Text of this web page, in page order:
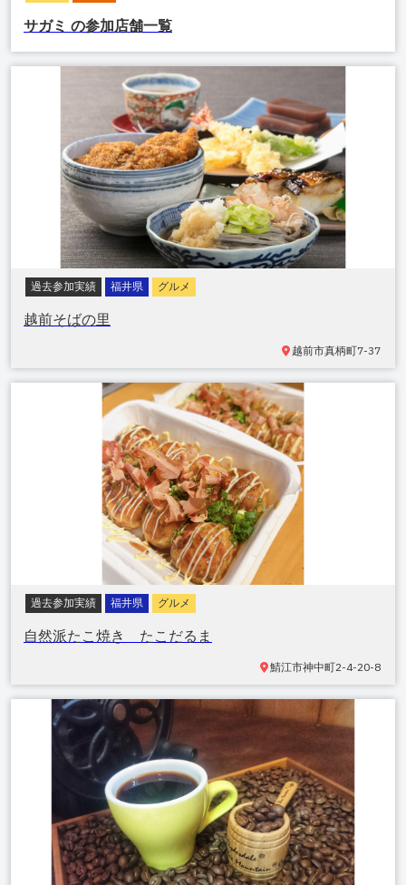
サガミ の参加店舗一覧
過去参加実績 福井県 グルメ
越前そばの里
越前市真柄町7-37
過去参加実績 福井県 グルメ
自然派たこ焼き たこだるま
鯖江市神中町2-4-20-8